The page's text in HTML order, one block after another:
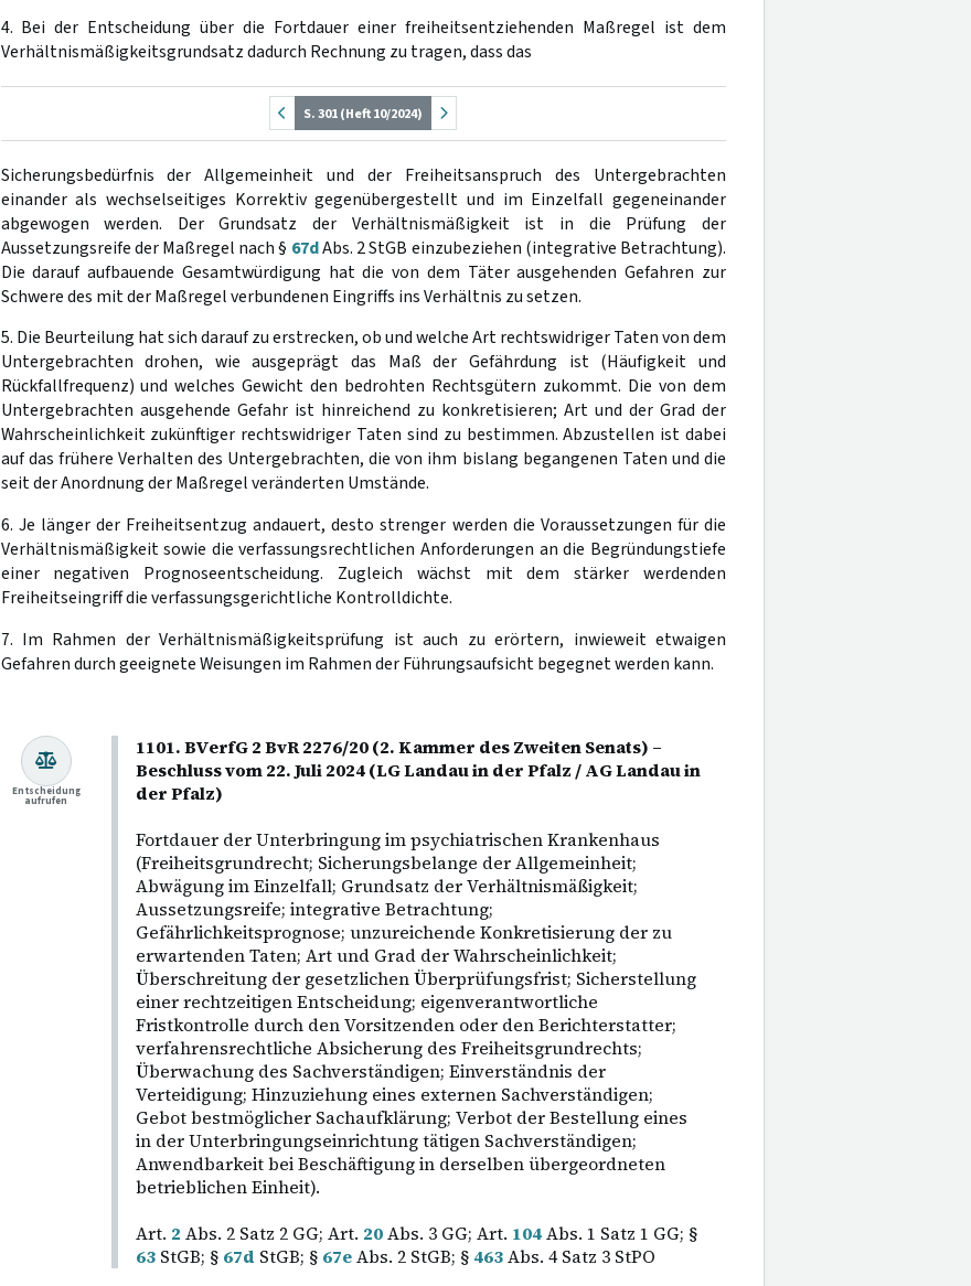
4. Bei der Entscheidung über die Fortdauer einer freiheitsentziehenden Maßregel ist dem
Verhältnismäßigkeitsgrundsatz dadurch Rechnung zu tragen, dass das
S. 301 (Heft 10/2024)
Sicherungsbedürfnis der Allgemeinheit und der Freiheitsanspruch des Untergebrachten
einander als wechselseitiges Korrektiv gegenübergestellt und im Einzelfall gegeneinander
abgewogen werden. Der Grundsatz der Verhältnismäßigkeit ist in die Prüfung der
Aussetzungsreife der Maßregel nach § 67dAbs. 2 StGB einzubeziehen (integrative Betrachtung).
Die darauf aufbauende Gesamtwürdigung hat die von dem Täter ausgehenden Gefahren zur
Schwere des mit der Maßregel verbundenen Eingriffs ins Verhältnis zu setzen.
5. Die Beurteilung hat sich darauf zu erstrecken, ob und welche Art rechtswidriger Taten von dem
Untergebrachten drohen, wie ausgeprägt das Maß der Gefährdung ist (Häufigkeit und
Rückfallfrequenz) und welches Gewicht den bedrohten Rechtsgütern zukommt. Die von dem
Untergebrachten ausgehende Gefahr ist hinreichend zu konkretisieren; Art und der Grad der
Wahrscheinlichkeit zukünftiger rechtswidriger Taten sind zu bestimmen. Abzustellen ist dabei
auf das frühere Verhalten des Untergebrachten, die von ihm bislang begangenen Taten und die
seit der Anordnung der Maßregel veränderten Umstände.
6. Je länger der Freiheitsentzug andauert, desto strenger werden die Voraussetzungen für die
Verhältnismäßigkeit sowie die verfassungsrechtlichen Anforderungen an die Begründungstiefe
einer negativen Prognoseentscheidung. Zugleich wächst mit dem stärker werdenden
Freiheitseingriff die verfassungsgerichtliche Kontrolldichte.
7. Im Rahmen der Verhältnismäßigkeitsprüfung ist auch zu erörtern, inwieweit etwaigen
Gefahren durch geeignete Weisungen im Rahmen der Führungsaufsicht begegnet werden kann.
1101. BVerfG 2 BvR 2276/20 (2. Kammer des Zweiten Senats) –
Beschluss vom 22. Juli 2024 (LG Landau in der Pfalz / AG Landau in
der Pfalz)
Fortdauer der Unterbringung im psychiatrischen Krankenhaus
(Freiheitsgrundrecht; Sicherungsbelange der Allgemeinheit;
Abwägung im Einzelfall; Grundsatz der Verhältnismäßigkeit;
Aussetzungsreife; integrative Betrachtung;
Gefährlichkeitsprognose; unzureichende Konkretisierung der zu
erwartenden Taten; Art und Grad der Wahrscheinlichkeit;
Überschreitung der gesetzlichen Überprüfungsfrist; Sicherstellung
einer rechtzeitigen Entscheidung; eigenverantwortliche
Fristkontrolle durch den Vorsitzenden oder den Berichterstatter;
verfahrensrechtliche Absicherung des Freiheitsgrundrechts;
Überwachung des Sachverständigen; Einverständnis der
Verteidigung; Hinzuziehung eines externen Sachverständigen;
Gebot bestmöglicher Sachaufklärung; Verbot der Bestellung eines
in der Unterbringungseinrichtung tätigen Sachverständigen;
Anwendbarkeit bei Beschäftigung in derselben übergeordneten
betrieblichen Einheit).
Art. 2 Abs. 2 Satz 2 GG; Art. 20Abs. 3 GG; Art. 104Abs. 1 Satz 1 GG; §
63StGB; § 67d StGB; § 67eAbs. 2 StGB; § 463Abs. 4 Satz 3 StPO
Entscheidung
aufrufen